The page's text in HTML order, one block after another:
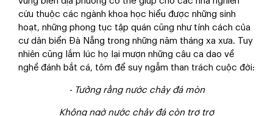
cứu thuộc các ngành khoa học hiểu được những sinh
hoạt, những phong tục tập quán cũng như tính cách của
cư dân biển Đà Nẵng trong những năm tháng xa xưa. Tuy
nhiên cũng lắm lúc họ lại mượn những câu ca dao về
nghề đánh bắt cá, tôm để suy ngẫm than trách cuộc đời:
- Tưởng rằng nước chảy đá mòn
Không ngờ nước chảy đá còn trơ trơ